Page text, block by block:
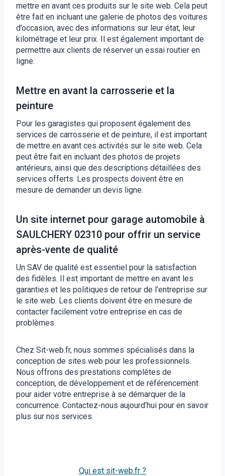
mettre en avant ces produits sur le site web. Cela peut
être fait en incluant une galerie de photos des voitures
d’occasion, avec des informations sur leur état, leur
kilométrage et leur prix. Il est également important de
permettre aux clients de réserver un essai routier en
ligne.
Mettre en avant la carrosserie et la
peinture
Pour les garagistes qui proposent également des
services de carrosserie et de peinture, il est important
de mettre en avant ces activités sur le site web. Cela
peut être fait en incluant des photos de projets
antérieurs, ainsi que des descriptions détaillées des
services offerts. Les prospects doivent être en
mesure de demander un devis ligne.
Un site internet pour garage automobile à
SAULCHERY 02310 pour offrir un service
après-vente de qualité
Un SAV de qualité est essentiel pour la satisfaction
des fidèles. Il est important de mettre en avant les
garanties et les politiques de retour de l’entreprise sur
le site web. Les clients doivent être en mesure de
contacter facilement votre entreprise en cas de
problèmes.
Chez Sit-web.fr, nous sommes spécialisés dans la
conception de sites web pour les professionnels.
Nous offrons des prestations complètes de
conception, de développement et de référencement
pour aider votre entreprise à se démarquer de la
concurrence. Contactez-nous aujourd’hui pour en savoir
plus sur nos services.
Qui est sit-web.fr ?